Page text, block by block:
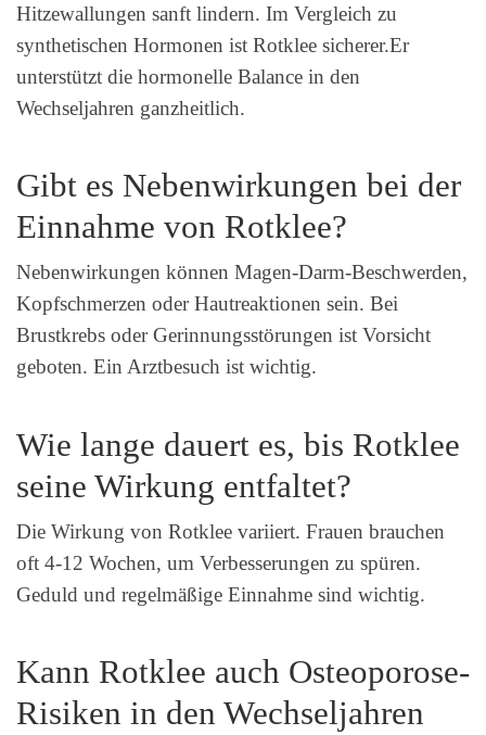
Hitzewallungen sanft lindern. Im Vergleich zu
synthetischen Hormonen ist Rotklee sicherer.Er
unterstützt die hormonelle Balance in den
Wechseljahren ganzheitlich.
Gibt es Nebenwirkungen bei der
Einnahme von Rotklee?
Nebenwirkungen können Magen-Darm-Beschwerden,
Kopfschmerzen oder Hautreaktionen sein. Bei
Brustkrebs oder Gerinnungsstörungen ist Vorsicht
geboten. Ein Arztbesuch ist wichtig.
Wie lange dauert es, bis Rotklee
seine Wirkung entfaltet?
Die Wirkung von Rotklee variiert. Frauen brauchen
oft 4-12 Wochen, um Verbesserungen zu spüren.
Geduld und regelmäßige Einnahme sind wichtig.
Kann Rotklee auch Osteoporose-
Risiken in den Wechseljahren